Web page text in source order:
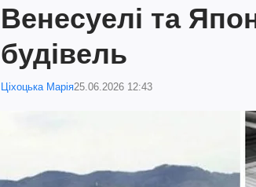
Венесуелі та
будівель
Ціхоцька Марія25.06.2026 12:43